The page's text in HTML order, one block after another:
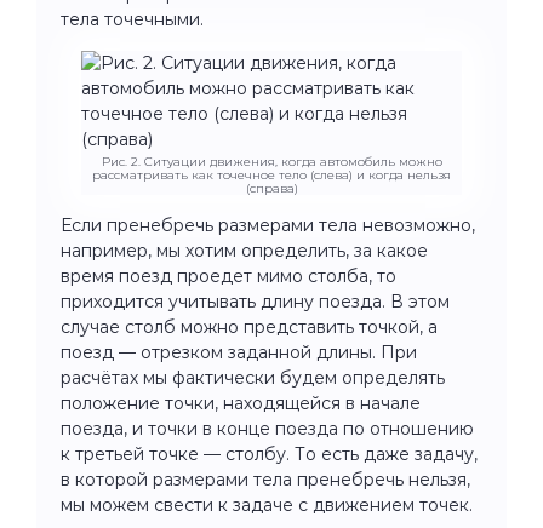
тела точечными.
Рис. 2. Ситуации движения, когда автомобиль можно
рассматривать как точечное тело (слева) и когда нельзя
(справа)
Если пренебречь размерами тела невозможно,
например, мы хотим определить, за какое
время поезд проедет мимо столба, то
приходится учитывать длину поезда. В этом
случае столб можно представить точкой, а
поезд — отрезком заданной длины. При
расчётах мы фактически будем определять
положение точки, находящейся в начале
поезда, и точки в конце поезда по отношению
к третьей точке — столбу. То есть даже задачу,
в которой размерами тела пренебречь нельзя,
мы можем свести к задаче с движением точек.